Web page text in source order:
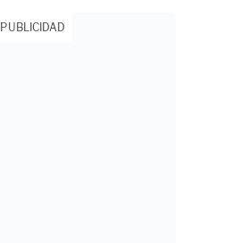
PUBLICIDAD